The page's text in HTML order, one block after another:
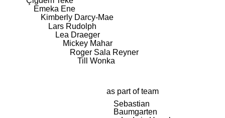
Emeka Ene
Kimberly Darcy-Mae
Lars Rudolph
Lea Draeger
Mickey Mahar
Roger Sala Reyner
Till Wonka
as part of team
Sebastian
Baumgarten